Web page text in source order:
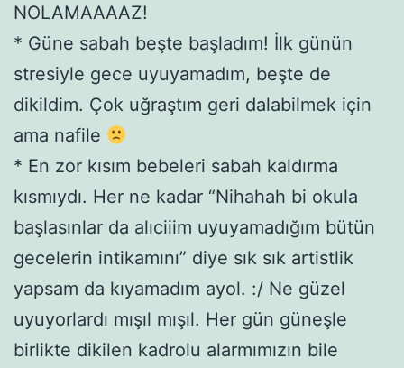
NOLAMAAAAZ!
* Güne sabah beşte başladım! İlk günün
stresiyle gece uyuyamadım, beşte de
dikildim. Çok uğraştım geri dalabilmek için
ama nafile
* En zor kısım bebeleri sabah kaldırma
kısmıydı. Her ne kadar “Nihahah bi okula
başlasınlar da alıciiim uyuyamadığım bütün
gecelerin intikamını” diye sık sık artistlik
yapsam da kıyamadım ayol. :/ Ne güzel
uyuyorlardı mışıl mışıl. Her gün güneşle
birlikte dikilen kadrolu alarmımızın bile